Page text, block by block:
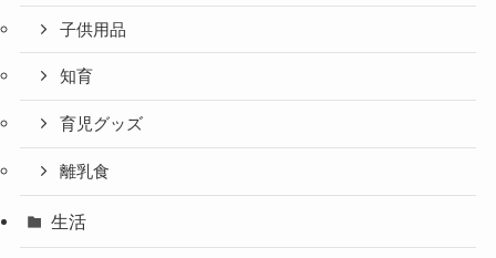
子供用品
知育
育児グッズ
離乳食
生活